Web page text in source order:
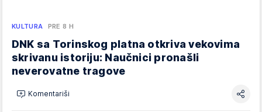
KULTURA PRE 8 H
DNK sa Torinskog platna otkriva vekovima
skrivanu istoriju: Naučnici pronašli
neverovatne tragove
Komentariši